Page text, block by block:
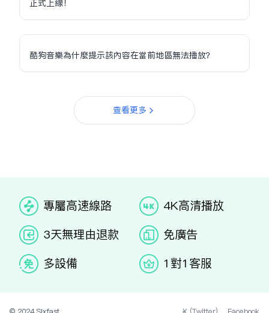
正式上線！
酷狗音樂為什麼提示該內容在當前地區無法播放？
查看更多
专属高速线路
4K高清播放
3天无理由退款
免广告
多设备
1对1客服